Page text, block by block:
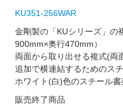
KU351-256WAR
金剛製の「KUシリーズ」の
900mm×奥行470mm）
両面から取り出せる複式(両
追加で横連結するためのス
ホワイト(白)色のスチール
販売終了商品